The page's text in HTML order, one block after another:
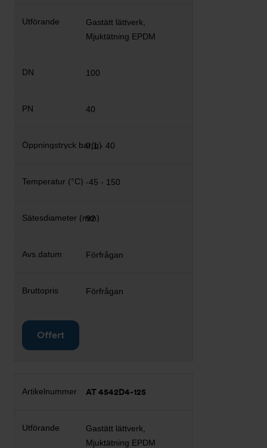
Gastätt lättverk,
Mjuktätning EPDM
100
40
0,1 - 40
-45 - 150
92
Förfrågan
Förfrågan
Offert
AT 4542D4-125
Gastätt lättverk,
Mjuktätning EPDM